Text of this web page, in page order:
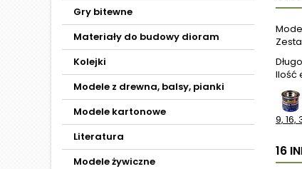
Gry bitewne
Materiały do budowy dioram
Kolejki
Modele z drewna, balsy, pianki
Modele kartonowe
Literatura
Modele żywiczne
Ilość
9, 16,
16